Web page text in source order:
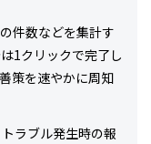
件数などを集計す
1クリックで完了し
策を速やかに周知